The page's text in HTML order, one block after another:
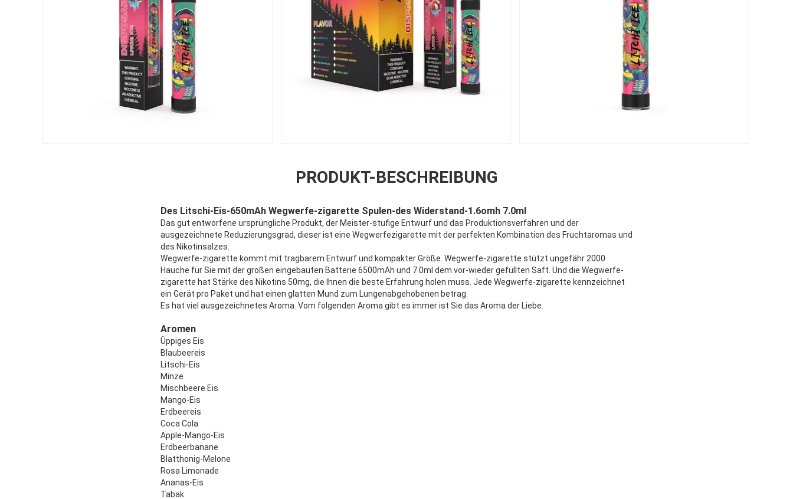
PRODUKT-BESCHREIBUNG
Des Litschi-Eis-650mAh Wegwerfe-zigarette Spulen-des Widerstand-1.6omh 7.0ml
Das gut entworfene ursprüngliche Produkt, der Meister-stufige Entwurf und das Produktionsverfahren und der
ausgezeichnete Reduzierungsgrad, dieser ist eine Wegwerfezigarette mit der perfekten Kombination des Fruchtaromas und
des Nikotinsalzes.
Wegwerfe-zigarette kommt mit tragbarem Entwurf und kompakter Größe. Wegwerfe-zigarette stützt ungefähr 2000
Hauche für Sie mit der großen eingebauten Batterie 6500mAh und 7.0ml dem vor-wieder gefüllten Saft. Und die Wegwerfe-
zigarette hat Stärke des Nikotins 50mg, die Ihnen die beste Erfahrung holen muss. Jede Wegwerfe-zigarette kennzeichnet
ein Gerät pro Paket und hat einen glatten Mund zum Lungenabgehobenen betrag.
Es hat viel ausgezeichnetes Aroma. Vom folgenden Aroma gibt es immer ist Sie das Aroma der Liebe.
Aromen
Üppiges Eis
Blaubeereis
Litschi-Eis
Minze
Mischbeere Eis
Mango-Eis
Erdbeereis
Coca Cola
Apple-Mango-Eis
Erdbeerbanane
Blatthonig-Melone
Rosa Limonade
Ananas-Eis
Tabak